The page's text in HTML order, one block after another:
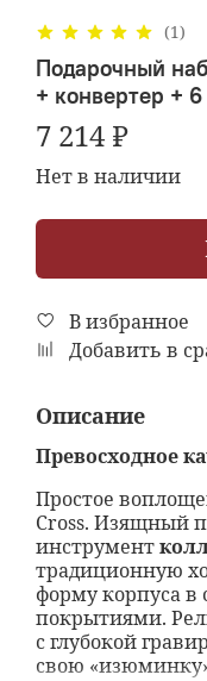
(1)
Подарочный
+ конвертер +
7 214 ₽
Нет в наличии
В избранное
Добавить в
Описание
Превосходное
Простое
Cross. Изящный
инструмент
традиционную
форму корпуса
покрытиями.
с глубокой
свою